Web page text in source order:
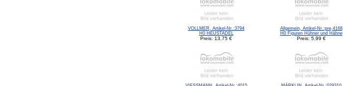
VOLLMER, Artikel-Nr.:3794
H0 HEUSTADEL
Preis: 13,75 €
Allgemein, Artikel-Nr.:pre,4168
H0 Figuren Hühner und Hähne
Preis: 5,99 €